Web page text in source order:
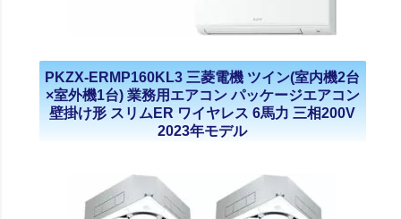
PKZX-ERMP160KL3 三菱電機 ツイン(室内機2台
×室外機1台) 業務用エアコン パッケージエアコン
壁掛け形 スリムER ワイヤレス 6馬力 三相200V
2023年モデル